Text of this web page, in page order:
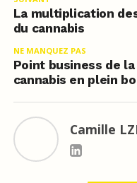
La multiplication
du cannabis
NE MANQUEZ PAS
Point business de
cannabis en plein
Camille